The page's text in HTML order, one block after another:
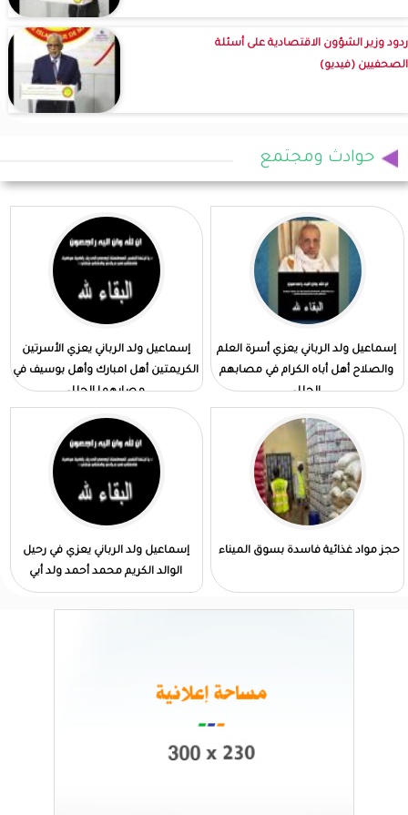
ردود وزير الشؤون الاقتصادية على أسئلة
الصحفيين (فيديو)
حوادث ومجتمع
إسماعيل ولد الرباني يعزي أسرة العلم
والصلاح أهل أباه الكرام في مصابهم
الجلل
إسماعيل ولد الرباني يعزي الأسرتين
الكريمتين أهل امبارك وأهل بوسيف في
مصابهما الجلل
حجز مواد غذائية فاسدة بسوق الميناء
إسماعيل ولد الرباني يعزي في رحيل
الوالد الكريم محمد أحمد ولد أبي